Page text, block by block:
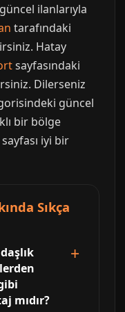
ilanlarıyla
tarafındaki
Hatay
sayfasındaki
Dilerseniz
güncel
bir bölge
sayfası iyi bir
Sıkça
mıdır?